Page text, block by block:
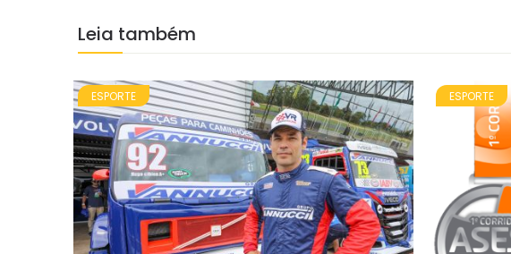
Leia também
ESPORTE ESPORTE